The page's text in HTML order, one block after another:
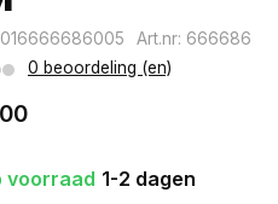
Art.nr: 666686
0 beoordeling (en)
voorraad 1-2 dagen